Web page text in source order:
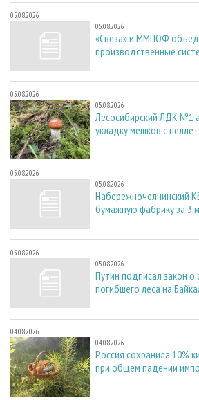
05.08.2026
05.08.2026
«Свеза» и ММПОФ
производственные
05.08.2026
05.08.2026
Лесосибирский ЛДК №1
укладку мешков с
05.08.2026
05.08.2026
Набережночелнинский
бумажную фабрику за 3
05.08.2026
05.08.2026
Путин подписал закон о
погибшего леса на
04.08.2026
04.08.2026
Россия сохранила 10%
при общем падении